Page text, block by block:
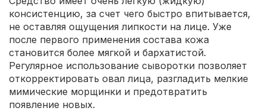
консистенцию, за счет чего быстро впитывается,
не оставляя ощущения липкости на лице. Уже
после первого применения состава кожа
становится более мягкой и бархатистой.
Регулярное использование сыворотки позволяет
откорректировать овал лица, разгладить мелкие
мимические морщинки и предотвратить
появление новых.